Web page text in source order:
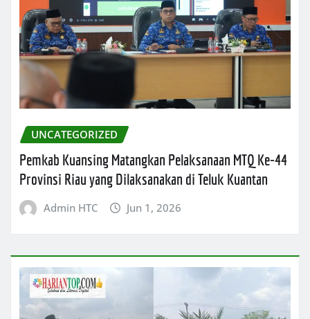
UNCATEGORIZED
Pemkab Kuansing Matangkan Pelaksanaan MTQ Ke-44
Provinsi Riau yang Dilaksanakan di Teluk Kuantan
Admin HTC Jun 1, 2026